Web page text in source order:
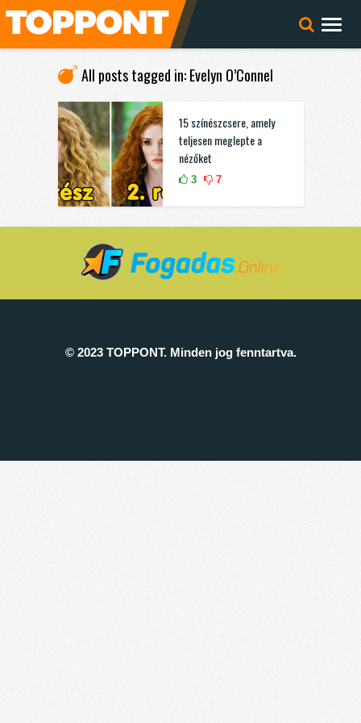
All posts tagged in: Evelyn O’Connel
15 színészcsere, amely
teljesen meglepte a
nézőket
3 7
© 2023 TOPPONT. Minden jog fenntartva.